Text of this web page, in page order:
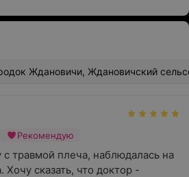
Ждановичи, Ждановичский
Рекомендую
с травмой плеча, наблюдалась на
сказать, что доктор -